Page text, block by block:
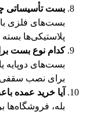
بست تأسیساتی
پلاستیکی‌ها
کدام نوع بست
بست‌های دوپایه
برای نصب سقفی
آیا خرید عمده
بله، فروشگاه‌ها